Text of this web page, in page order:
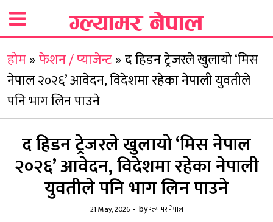
होम»फेशन / प्याजेन्ट»द हिडन ट्रेजरले खुलायो ‘मिस
नेपाल २०२६’ आवेदन, विदेशमा रहेका नेपाली युवतीले
पनि भाग लिन पाउने
द हिडन ट्रेजरले खुलायो ‘मिस नेपाल
२०२६’ आवेदन, विदेशमा रहेका नेपाली
युवतीले पनि भाग लिन पाउने
21 May, 2026 byग्ल्यामर नेपाल